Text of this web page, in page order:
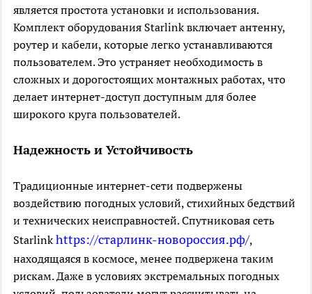
является простота установки и использования.
Комплект оборудования Starlink включает антенну,
роутер и кабели, которые легко устанавливаются
пользователем. Это устраняет необходимость в
сложных и дорогостоящих монтажных работах, что
делает интернет-доступ доступным для более
широкого круга пользователей.
Надежность и Устойчивость
Традиционные интернет-сети подвержены
воздействию погодных условий, стихийных бедствий
и технических неисправностей. Спутниковая сеть
Starlink https://старлинк-новороссия.рф/,
находящаяся в космосе, менее подвержена таким
рискам. Даже в условиях экстремальных погодных